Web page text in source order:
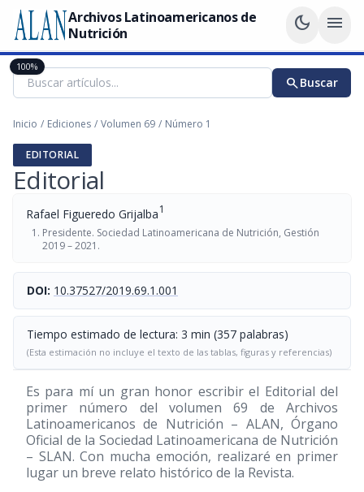
Archivos Latinoamericanos de
Nutrición
dark_mode menu
searchBuscar
Inicio / Ediciones / Volumen 69 / Número 1
EDITORIAL
Editorial
Rafael Figueredo Grijalba1
Presidente. Sociedad Latinoamericana de Nutrición, Gestión
2019 – 2021.
DOI: 10.37527/2019.69.1.001
Tiempo estimado de lectura: 3 min (357 palabras)
(Esta estimación no incluye el texto de las tablas, figuras y referencias)
Es para mí un gran honor escribir el Editorial del
primer número del volumen 69 de Archivos
Latinoamericanos de Nutrición – ALAN, Órgano
Oficial de la Sociedad Latinoamericana de Nutrición
– SLAN. Con mucha emoción, realizaré en primer
lugar un breve relato histórico de la Revista.
100%